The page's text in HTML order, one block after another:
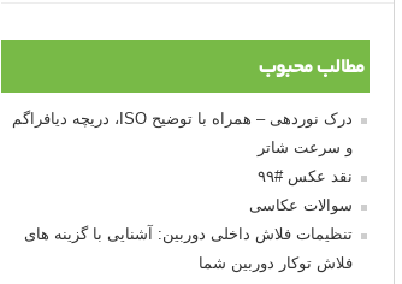
مطالب محبوب
درک نوردهی – همراه با توضیح ISO، دریچه دیافراگم
و سرعت شاتر
نقد عکس #۹۹
سوالات عکاسی
تنظیمات فلاش داخلی دوربین: آشنایی با گزینه های
فلاش توکار دوربین شما